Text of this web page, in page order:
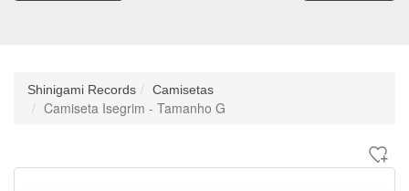
Shinigami Records Camisetas
Camiseta Isegrim - Tamanho G